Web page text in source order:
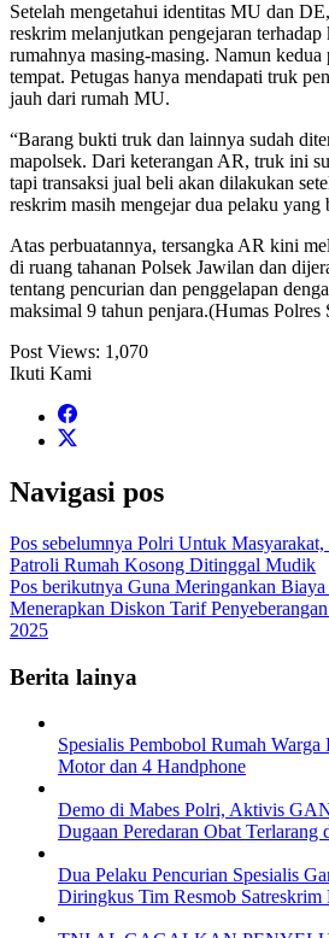
Setelah mengetahui identitas MU dan
reskrim melanjutkan pengejaran terhadap
rumahnya masing-masing. Namun
tempat. Petugas hanya mendapati truk
jauh dari rumah MU.
“Barang bukti truk dan lainnya sudah
mapolsek. Dari keterangan AR, truk ini
tapi transaksi jual beli akan dilakukan
reskrim masih mengejar dua pelaku yang
Atas perbuatannya, tersangka AR kini
di ruang tahanan Polsek Jawilan dan
tentang pencurian dan penggelapan
maksimal 9 tahun penjara.(Humas Polres
Post Views: 1,070
Ikuti Kami
Navigasi pos
Pos sebelumnya Polri Untuk Masyarakat,
Patroli Rumah Kosong Ditinggal Mudik
Pos berikutnya Guna Meringankan
Menerapkan Diskon Tarif
2025
Berita lainya
Spesialis Pembobol Rumah
Motor dan 4 Handphone
Demo di Mabes Polri, Aktivis
Dugaan Peredaran Obat Terlarang
Dua Pelaku Pencurian Spesialis
Diringkus Tim Resmob Satreskrim